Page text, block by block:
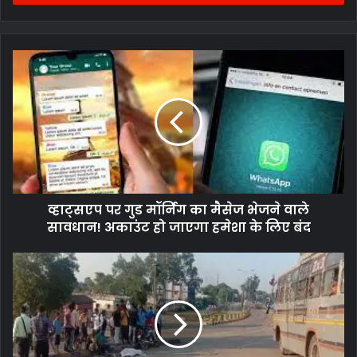
व्हाट्सएप पर गुड मॉर्निंग का मैसेज भेजने वाले
सावधान! अकाउंट हो जाएगा हमेशा के लिए बंद